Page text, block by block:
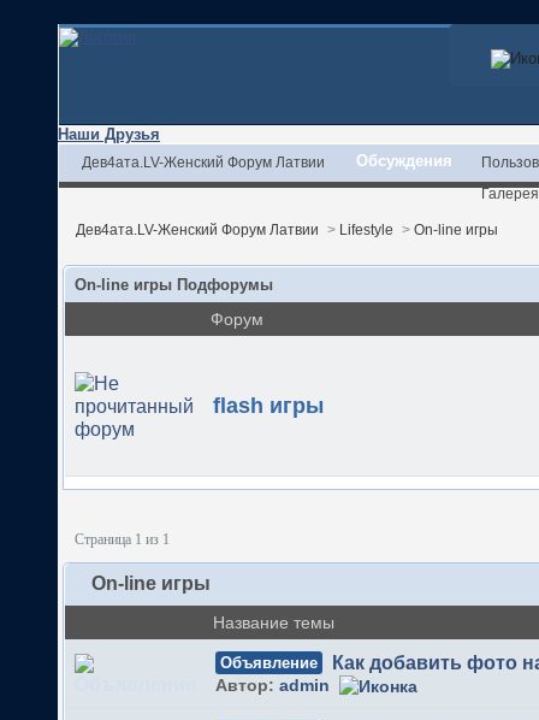
Наши Друзья
Дев4ата.LV-Женский Форум Латвии Обсуждения
Галерея
Дев4ата.LV-Женский Форум Латвии > Lifestyle > On-line игры
On-line игры Подфорумы
Форум
flash игры
Страница 1 из 1
On-line игры
Название темы
Объявление Как добавить фото
Автор: admin